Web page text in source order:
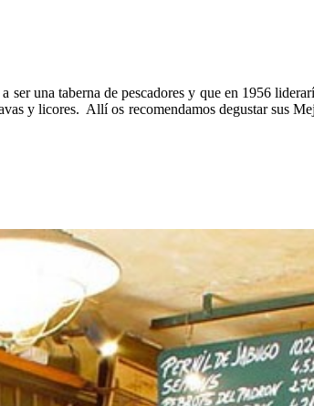
una taberna de pescadores y que en 1956
y licores. Allí os recomendamos degustar sus